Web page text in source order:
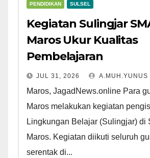
PENDIDIKAN SULSEL
Kegiatan Sulingjar
Maros Ukur Kualitas
Pembelajaran
JUL 31, 2026 A.MUH.YUNUS
Maros, JagadNews.online Para
Maros melakukan kegiatan
Lingkungan Belajar (Sulingjar) di
Maros. Kegiatan diikuti seluruh
serentak di...